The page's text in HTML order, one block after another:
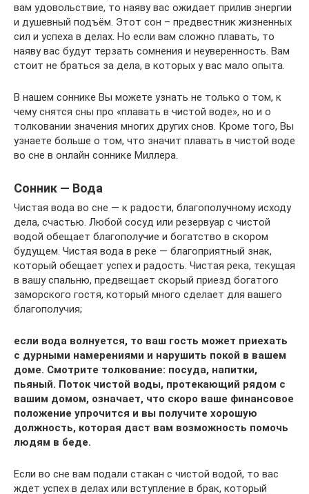
вам удовольствие, то наяву вас ожидает прилив энергии
и душевный подъём. Этот сон – предвестник жизненных
сил и успеха в делах. Но если вам сложно плавать, то
наяву вас будут терзать сомнения и неуверенность. Вам
стоит не браться за дела, в которых у вас мало опыта.
В нашем соннике Вы можете узнать не только о том, к
чему снятся сны про «плавать в чистой воде», но и о
толковании значения многих других снов. Кроме того, Вы
узнаете больше о том, что значит плавать в чистой воде
во сне в онлайн соннике Миллера.
Сонник — Вода
Чистая вода во сне — к радости, благополучному исходу
дела, счастью. Любой сосуд или резервуар с чистой
водой обещает благополучие и богатство в скором
будущем. Чистая вода в реке — благоприятный знак,
который обещает успех и радость. Чистая река, текущая
в вашу спальню, предвещает скорый приезд богатого
заморского гостя, который много сделает для вашего
благополучия;
если вода волнуется, то ваш гость может приехать
с дурными намерениями и нарушить покой в вашем
доме. Смотрите толкование: посуда, напитки,
пьяный. Поток чистой воды, протекающий рядом с
вашим домом, означает, что скоро ваше финансовое
положение упрочится и вы получите хорошую
должность, которая даст вам возможность помочь
людям в беде.
Если во сне вам подали стакан с чистой водой, то вас
ждет успех в делах или вступление в брак, который